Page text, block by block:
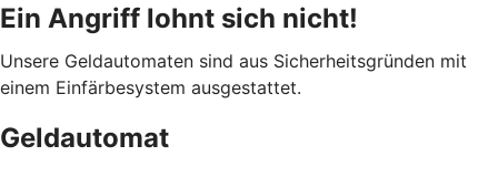
Ein Angriff lohnt sich nicht!
Unsere Geldautomaten sind aus Sicherheitsgründen mit
einem Einfärbesystem ausgestattet.
Geldautomat